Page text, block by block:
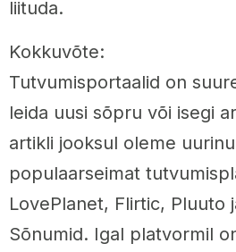
liituda.
Kokkuvõte:
Tutvumisportaalid on
leida uusi sõpru või isegi
artikli jooksul oleme
populaarseimat
LovePlanet, Flirtic, Pluuto
Sõnumid. Igal platvormil